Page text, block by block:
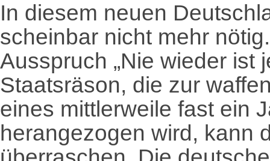
In diesem neuen
scheinbar nicht mehr
Ausspruch „Nie wieder ist
Staatsräson, die zur
eines mittlerweile fast ein
herangezogen wird, kann